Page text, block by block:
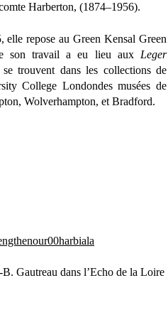
Harberton, (1874–1956).
repose au Green Kensal Green
son travail a eu lieu aux Leger
trouvent dans les collections de
College Londondes musées de
Wolverhampton, et Bradford.
Gautreau dans l’Echo de la Loire